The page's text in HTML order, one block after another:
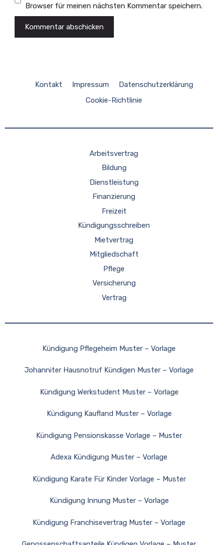
Browser für meinen nächsten Kommentar speichern.
Kontakt Impressum
Datenschutzerklärung
Cookie-Richtlinie
Arbeitsvertrag
Bildung
Dienstleistung
Finanzierung
Freizeit
Kündigungsschreiben
Mietvertrag
Mitgliedschaft
Pflege
Versicherung
Vertrag
Kündigung Pflegeheim Muster – Vorlage
Johanniter Hausnotruf Kündigen Muster – Vorlage
Kündigung Werkstudent Muster – Vorlage
Kündigung Kaufland Muster – Vorlage
Kündigung Pensionskasse Vorlage – Muster
Adexa Kündigung Muster – Vorlage
Kündigung Karate Für Kinder Vorlage – Muster
Kündigung Innung Muster – Vorlage
Kündigung Franchisevertrag Muster – Vorlage